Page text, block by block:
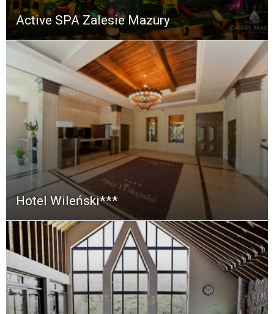
Active SPA Zalesie Mazury
Hotel Wileński***